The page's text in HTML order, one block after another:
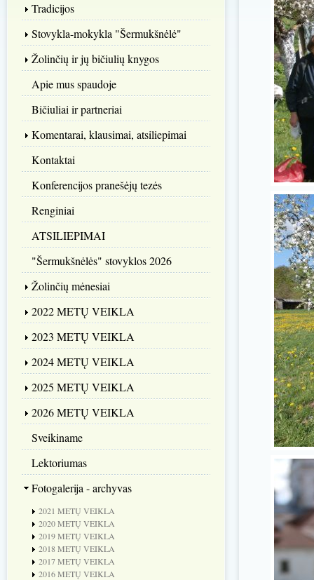
Tradicijos
Stovykla-mokykla "Šermukšnėlė"
Žolinčių ir jų bičiulių knygos
Apie mus spaudoje
Bičiuliai ir partneriai
Komentarai, klausimai, atsiliepimai
Kontaktai
Konferencijos pranešėjų tezės
Renginiai
ATSILIEPIMAI
"Šermukšnėlės" stovyklos 2026
Žolinčių mėnesiai
2022 METŲ VEIKLA
2023 METŲ VEIKLA
2024 METŲ VEIKLA
2025 METŲ VEIKLA
2026 METŲ VEIKLA
Sveikiname
Lektoriumas
Fotogalerija - archyvas
2021 METŲ VEIKLA
2020 METŲ VEIKLA
2019 METŲ VEIKLA
2018 METŲ VEIKLA
2017 METŲ VEIKLA
2016 METŲ VEIKLA